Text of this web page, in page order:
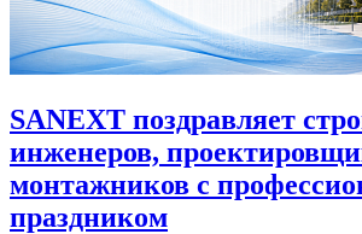
SANEXT поздравляет
инженеров,
монтажников с
праздником